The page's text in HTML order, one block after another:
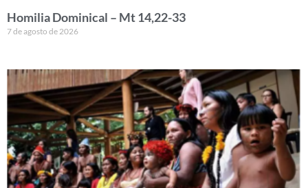
Homilia Dominical – Mt 14,22-33
7 de agosto de 2026